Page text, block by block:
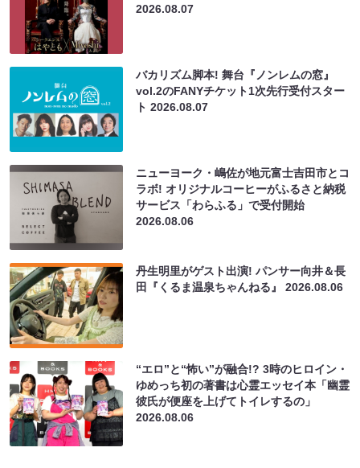
2026.08.07
バカリズム脚本! 舞台『ノンレムの窓』
vol.2のFANYチケット1次先行受付スター
ト2026.08.07
ニューヨーク・嶋佐が地元富士吉田市とコ
ラボ! オリジナルコーヒーがふるさと納税
サービス「わらふる」で受付開始
2026.08.06
丹生明里がゲスト出演! パンサー向井＆長
田『くるま温泉ちゃんねる』2026.08.06
“エロ”と“怖い”が融合!? 3時のヒロイン・
ゆめっち初の著書は心霊エッセイ本「幽霊
彼氏が便座を上げてトイレするの」
2026.08.06